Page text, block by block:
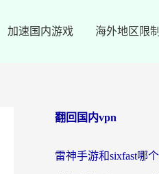
加速国内游戏 海外地区限制
翻回国内vpn